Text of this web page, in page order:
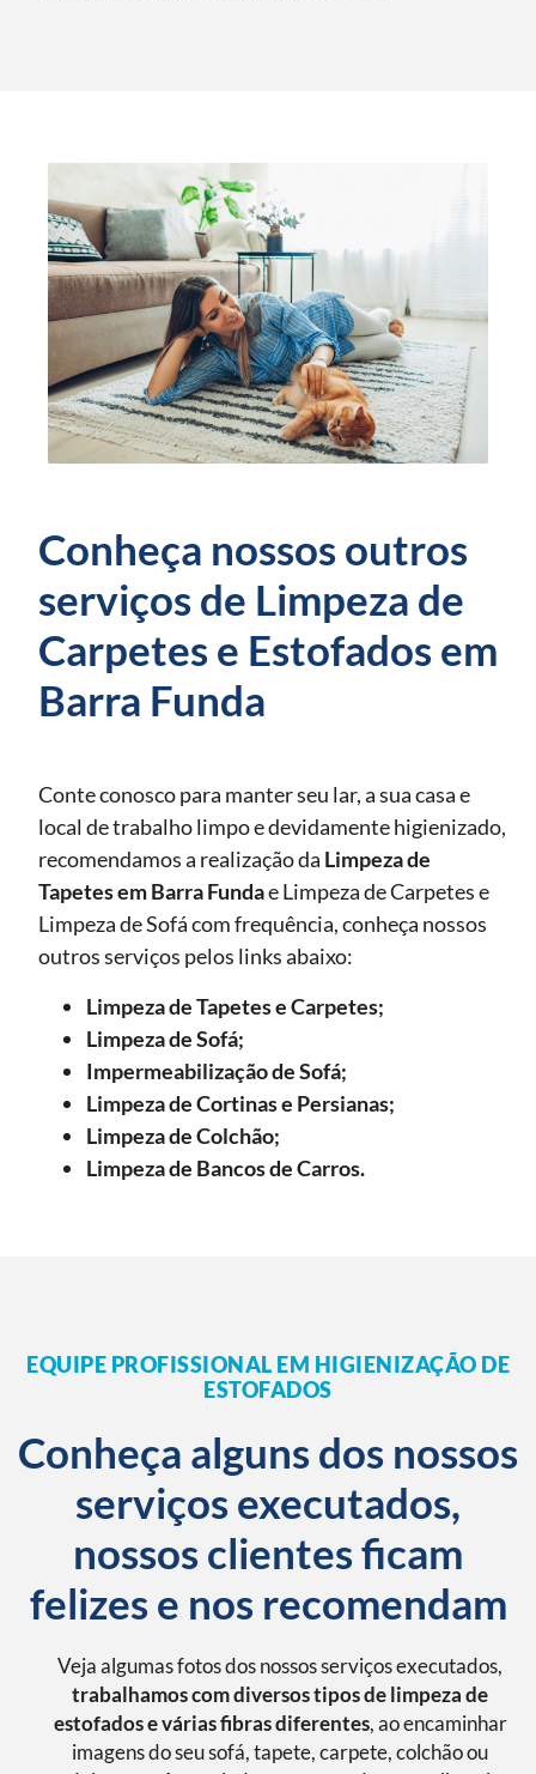
Conheça nossos outros
serviços de Limpeza de
Carpetes e Estofados em
Barra Funda
Conte conosco para manter seu lar, a sua casa e
local de trabalho limpo e devidamente higienizado,
recomendamos a realização da Limpeza de
Tapetesem Barra Fundae Limpeza de Carpetes e
Limpeza de Sofá com frequência, conheça nossos
outros serviços pelos links abaixo:
Limpeza de Tapetes e Carpetes;
Limpeza de Sofá;
Impermeabilização de Sofá;
Limpeza de Cortinas e Persianas;
Limpeza de Colchão;
Limpeza de Bancos de Carros.
EQUIPE PROFISSIONAL EM HIGIENIZAÇÃO DE
ESTOFADOS
Conheça alguns dos nossos
serviços executados,
nossos clientes ficam
felizes e nos recomendam
Veja algumas fotos dos nossos serviços executados,
trabalhamos com diversos tipos de limpeza de
estofados e várias fibras diferentes, ao encaminhar
imagens do seu sofá, tapete, carpete, colchão ou